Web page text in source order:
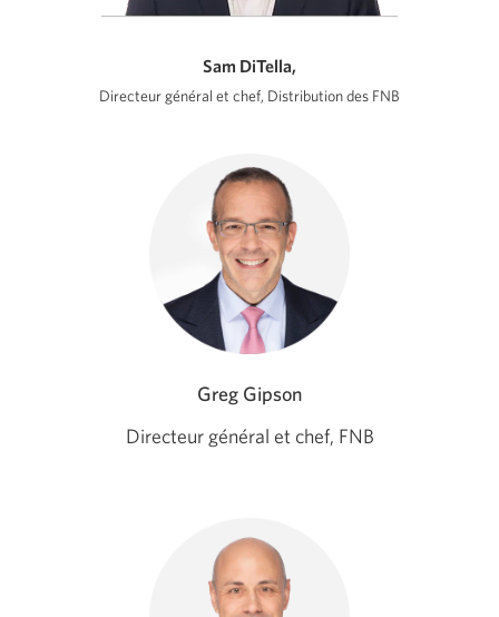
Sam DiTella,
Directeur général et chef, Distribution des FNB
Greg Gipson
Directeur général et chef, FNB